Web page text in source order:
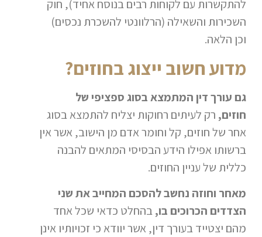
להתקשרות עם לקוחות רבים בנוסח אחיד), חוק
השכירות והשאילה (הרלוונטי להשכרת נכסים)
וכן הלאה.
מדוע חשוב ייצוג בחוזים?
גם עורך דין המתמצא בסוג ספציפי של
חוזים, רק לעיתים רחוקות יצליח להתמצא בסוג
אחר של חוזים, קל וחומר אדם מן הישוב, אשר אין
ברשותו אפילו הידע הבסיסי המתאים להבנה
כללית של עניין החוזים.
מאחר וחוזה נחשב להסכם המחייב את שני
הצדדים הכרוכים בו,בהחלט כדאי שכל אחד
מהם יצטייד בעורך דין, אשר יוודא כי זכויותיו אינן